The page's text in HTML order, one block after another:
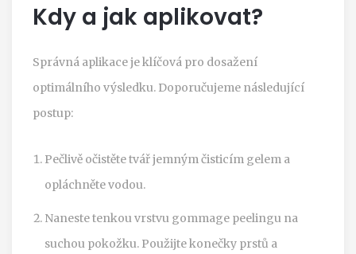
Kdy a jak aplikovat?
Správná aplikace je klíčová pro dosažení
optimálního výsledku. Doporučujeme následující
postup:
Pečlivě očistěte tvář jemným čisticím gelem a
opláchněte vodou.
Naneste tenkou vrstvu gommage peelingu na
suchou pokožku. Použijte konečky prstů a